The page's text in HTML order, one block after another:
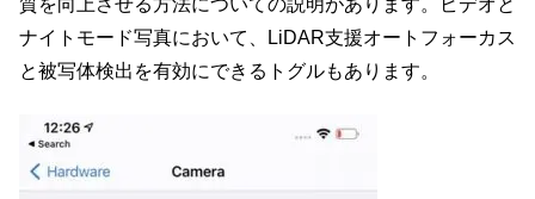
ナイトモード写真において、LiDAR支援オートフォーカス
と被写体検出を有効にできるトグルもあります。